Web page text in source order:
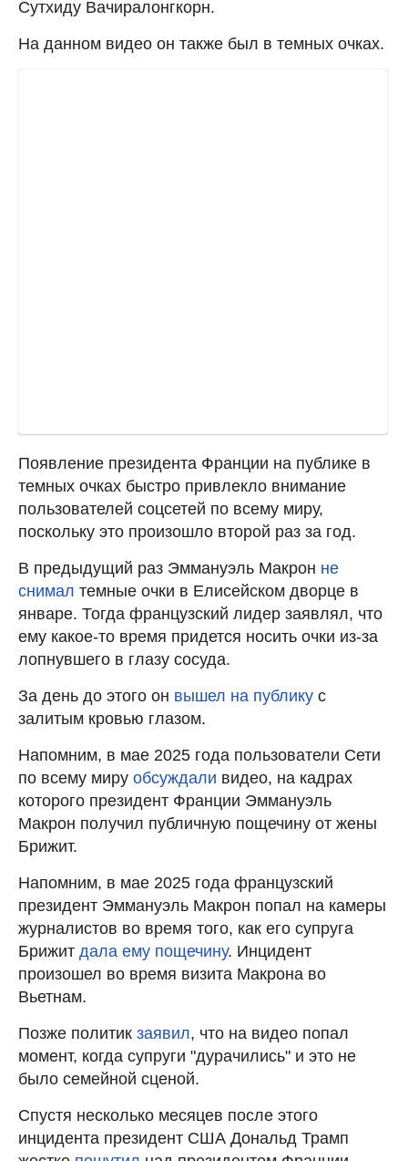
Сутхиду Вачиралонгкорн.
На данном видео он также был в темных очках.
Появление президента Франции на публике в
темных очках быстро привлекло внимание
пользователей соцсетей по всему миру,
поскольку это произошло второй раз за год.
В предыдущий раз Эммануэль Макрон не
снимал темные очки в Елисейском дворце в
январе. Тогда французский лидер заявлял, что
ему какое-то время придется носить очки из-за
лопнувшего в глазу сосуда.
За день до этого он вышел на публику с
залитым кровью глазом.
Напомним, в мае 2025 года пользователи Сети
по всему миру обсуждали видео, на кадрах
которого президент Франции Эммануэль
Макрон получил публичную пощечину от жены
Брижит.
Напомним, в мае 2025 года французский
президент Эммануэль Макрон попал на камеры
журналистов во время того, как его супруга
Брижит дала ему пощечину. Инцидент
произошел во время визита Макрона во
Вьетнам.
Позже политик заявил, что на видео попал
момент, когда супруги "дурачились" и это не
было семейной сценой.
Спустя несколько месяцев после этого
инцидента президент США Дональд Трамп